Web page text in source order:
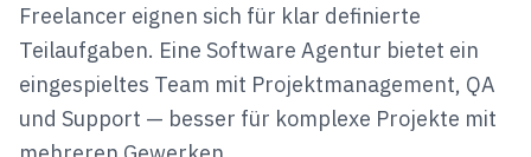
Freelancer eignen sich für klar definierte
Teilaufgaben. Eine Software Agentur bietet ein
eingespieltes Team mit Projektmanagement, QA
und Support — besser für komplexe Projekte mit